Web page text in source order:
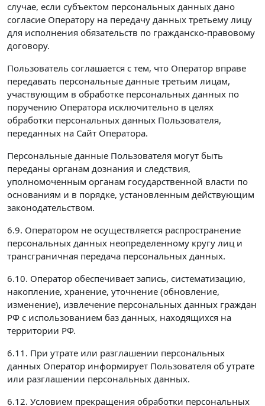
случае, если субъектом персональных данных дано
согласие Оператору на передачу данных третьему лицу
для исполнения обязательств по гражданско-правовому
договору.
Пользователь соглашается с тем, что Оператор вправе
передавать персональные данные третьим лицам,
участвующим в обработке персональных данных по
поручению Оператора исключительно в целях
обработки персональных данных Пользователя,
переданных на Сайт Оператора.
Персональные данные Пользователя могут быть
переданы органам дознания и следствия,
уполномоченным органам государственной власти по
основаниям и в порядке, установленным действующим
законодательством.
6.9. Оператором не осуществляется распространение
персональных данных неопределенному кругу лиц и
трансграничная передача персональных данных.
6.10. Оператор обеспечивает запись, систематизацию,
накопление, хранение, уточнение (обновление,
изменение), извлечение персональных данных граждан
РФ с использованием баз данных, находящихся на
территории РФ.
6.11. При утрате или разглашении персональных
данных Оператор информирует Пользователя об утрате
или разглашении персональных данных.
6.12. Условием прекращения обработки персональных